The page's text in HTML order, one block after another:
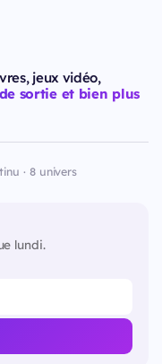
jeux vidéo,
sortie et bien plus
· 8 univers
lundi.